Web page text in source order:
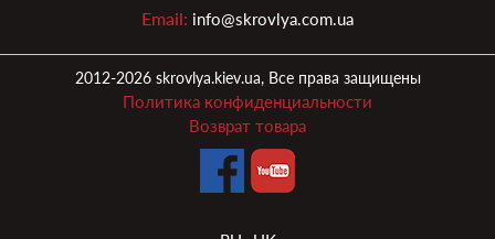
Email: info@skrovlya.com.ua
2012-2026 skrovlya.kiev.ua, Все права защищены
Политика конфиденциальности
Возврат товара